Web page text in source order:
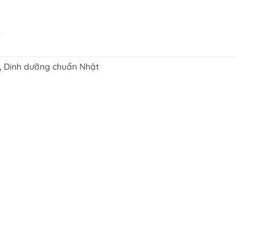
Current
is:
11.205.000 ₫.
Dinh dưỡng chuẩn Nhật